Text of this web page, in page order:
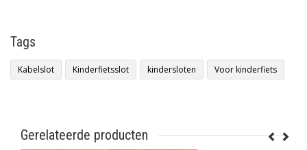
Tags
Kabelslot Kinderfietsslot kindersloten Voor kinderfiets
Gerelateerde producten